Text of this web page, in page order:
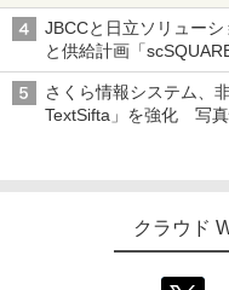
JBCCと日立ソリューシ
と供給計画「
さくら情報システム、
TextSifta」を強化 写
クラウド